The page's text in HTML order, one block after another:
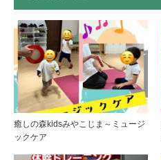
癒しの森kidsみやこじま～ミュージ
ックケア